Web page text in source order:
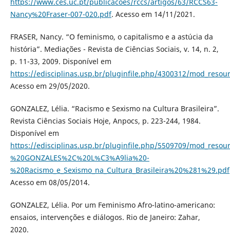
Nancy%20Fraser-007-020.pdf. Acesso em 14/11/2021.
FRASER, Nancy. “O feminismo, o capitalismo e a astúcia da
história”. Mediações - Revista de Ciências Sociais, v. 14, n. 2,
p. 11-33, 2009. Disponível em
https://edisciplinas.usp.br/pluginfile.php/4300312/
Acesso em 29/05/2020.
GONZALEZ, Lélia. “Racismo e Sexismo na Cultura Brasileira”.
Revista Ciências Sociais Hoje, Anpocs, p. 223-244, 1984.
Disponível em
https://edisciplinas.usp.br/pluginfile.php/5509709/
%20GONZALES%2C%20L%C3%A9lia%20-
%20Racismo_e_Sexismo_na_Cultura_Brasileira%20%281%29.pdf
Acesso em 08/05/2014.
GONZALEZ, Lélia. Por um Feminismo Afro-latino-americano:
ensaios, intervenções e diálogos. Rio de Janeiro: Zahar,
2020.